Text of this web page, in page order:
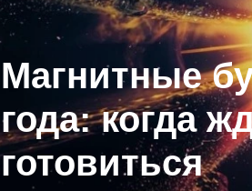
Магнитные
года: когда
готовиться